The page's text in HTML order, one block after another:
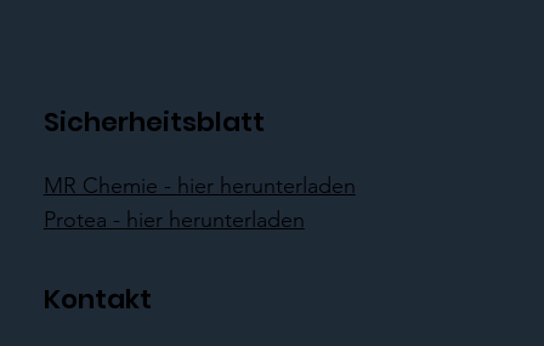
Sicherheitsblatt
MR Chemie - hier herunterladen
Protea - hier herunterladen
Kontakt